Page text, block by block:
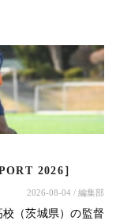
2026］
2026-08-04 / 編集部
（茨城県）の監督